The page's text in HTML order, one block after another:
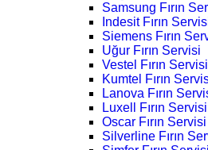
Samsung Fırın
Indesit Fırın
Siemens Fırın
Uğur Fırın Servisi
Vestel Fırın Servisi
Kumtel Fırın
Lanova Fırın
Luxell Fırın Servisi
Oscar Fırın Servisi
Silverline Fırın